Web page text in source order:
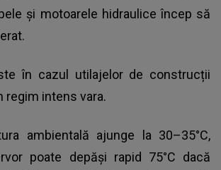
și motoarele hidraulice încep să
în cazul utilajelor de construcții
regim intens vara.
ambientală ajunge la 30–35°C,
poate depăși rapid 75°C dacă